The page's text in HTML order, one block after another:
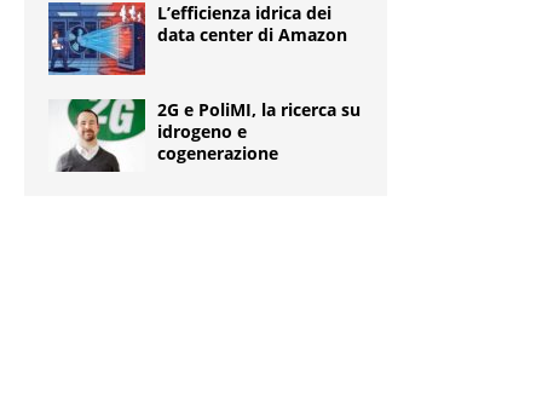
L’efficienza idrica dei
data center di Amazon
2G e PoliMI, la ricerca su
idrogeno e
cogenerazione